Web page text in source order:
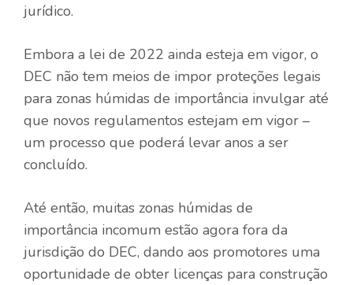
jurídico.
Embora a lei de 2022 ainda esteja em vigor, o
DEC não tem meios de impor proteções legais
para zonas húmidas de importância invulgar até
que novos regulamentos estejam em vigor –
um processo que poderá levar anos a ser
concluído.
Até então, muitas zonas húmidas de
importância incomum estão agora fora da
jurisdição do DEC, dando aos promotores uma
oportunidade de obter licenças para construção